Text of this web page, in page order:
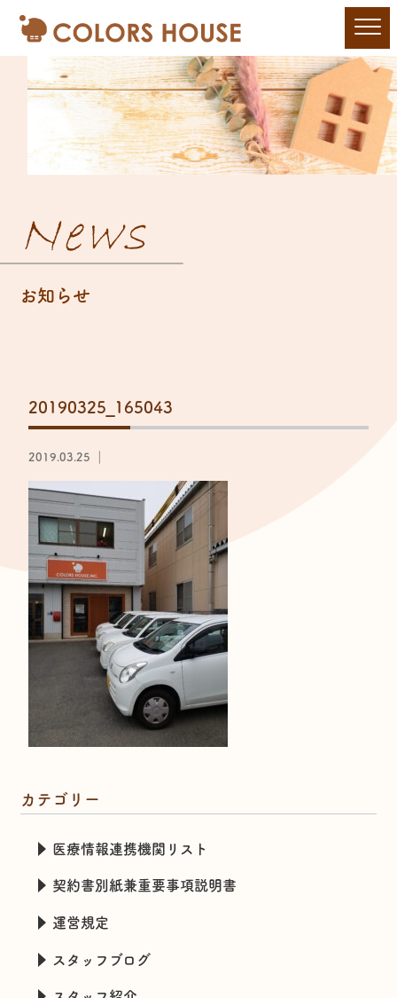
News
お知らせ
20190325_165043
2019.03.25 ｜
カテゴリー
医療情報連携機関リスト
契約書別紙兼重要事項説明書
運営規定
スタッフブログ